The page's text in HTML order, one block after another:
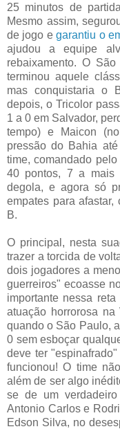
25 minutos de
Mesmo assim,
de jogo egarantiu o
ajudou a equipe
rebaixamento. O
terminou aquele
mas conquistaria o
depois, o Tricolor
1 a 0 em Salvador,
tempo) e Maicon
pressão do Bahia
time, comandado
40 pontos, 7 a mais
degola, e agora só
empates para
B.
O principal, nesta
trazer a torcida de
dois jogadores a
guerreiros" ecoasse
importante nessa
atuação horrorosa
quando o São Paulo,
0 sem esboçar
deve ter
funcionou! O time
além de ser algo
se de um
Antonio Carlos e
Edson Silva, no